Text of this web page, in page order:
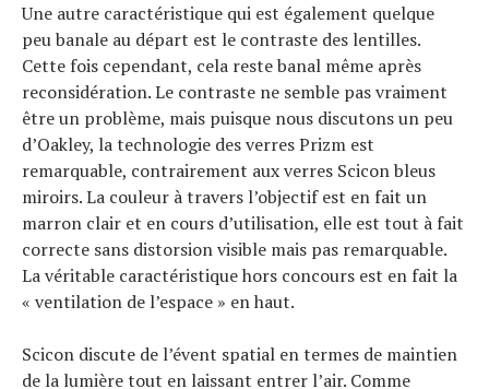
Une autre caractéristique qui est également quelque
peu banale au départ est le contraste des lentilles.
Cette fois cependant, cela reste banal même après
reconsidération. Le contraste ne semble pas vraiment
être un problème, mais puisque nous discutons un peu
d’Oakley, la technologie des verres Prizm est
remarquable, contrairement aux verres Scicon bleus
miroirs. La couleur à travers l’objectif est en fait un
marron clair et en cours d’utilisation, elle est tout à fait
correcte sans distorsion visible mais pas remarquable.
La véritable caractéristique hors concours est en fait la
« ventilation de l’espace » en haut.
Scicon discute de l’évent spatial en termes de maintien
de la lumière tout en laissant entrer l’air. Comme